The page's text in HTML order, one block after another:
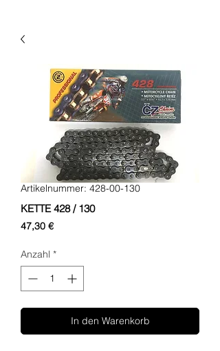
Artikelnummer: 428-00-130
KETTE 428 / 130
47,30 €Preis
Anzahl *
In den Warenkorb